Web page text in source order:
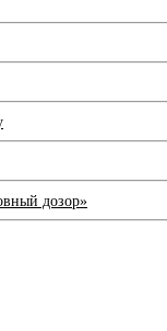
дозор»